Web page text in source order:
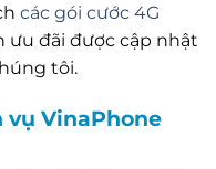
các gói cước 4G
ưu đãi được cập nhật
tôi.
vụ VinaPhone